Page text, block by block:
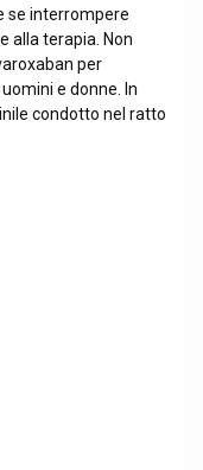
se interrompere
alla terapia. Non
per
e donne. In
condotto nel ratto